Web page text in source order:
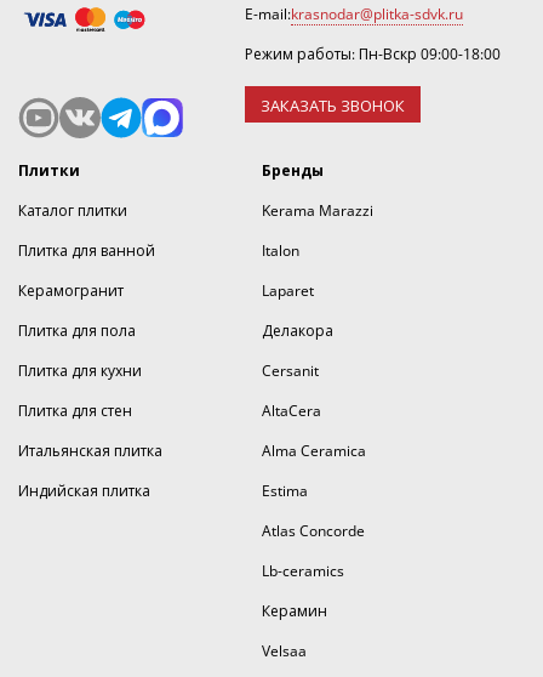
E-mail:krasnodar@plitka-sdvk.ru
Режим работы: Пн-Вскр 09:00-18:00
ЗАКАЗАТЬ ЗВОНОК
Плитки
Каталог плитки
Плитка для ванной
Керамогранит
Плитка для пола
Плитка для кухни
Плитка для стен
Итальянская плитка
Индийская плитка
Бренды
Kerama Marazzi
Italon
Laparet
Делакора
Cersanit
AltaCera
Alma Ceramica
Estima
Atlas Concorde
Lb-ceramics
Керамин
Velsaa